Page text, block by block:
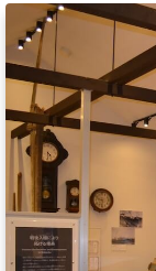
ンショップ